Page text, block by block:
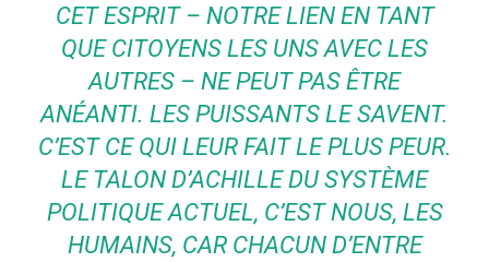
CET ESPRIT – NOTRE LIEN EN TANT
QUE CITOYENS LES UNS AVEC LES
AUTRES – NE PEUT PAS ÊTRE
ANÉANTI. LES PUISSANTS LE SAVENT.
C’EST CE QUI LEUR FAIT LE PLUS PEUR.
LE TALON D’ACHILLE DU SYSTÈME
POLITIQUE ACTUEL, C’EST NOUS, LES
HUMAINS, CAR CHACUN D’ENTRE